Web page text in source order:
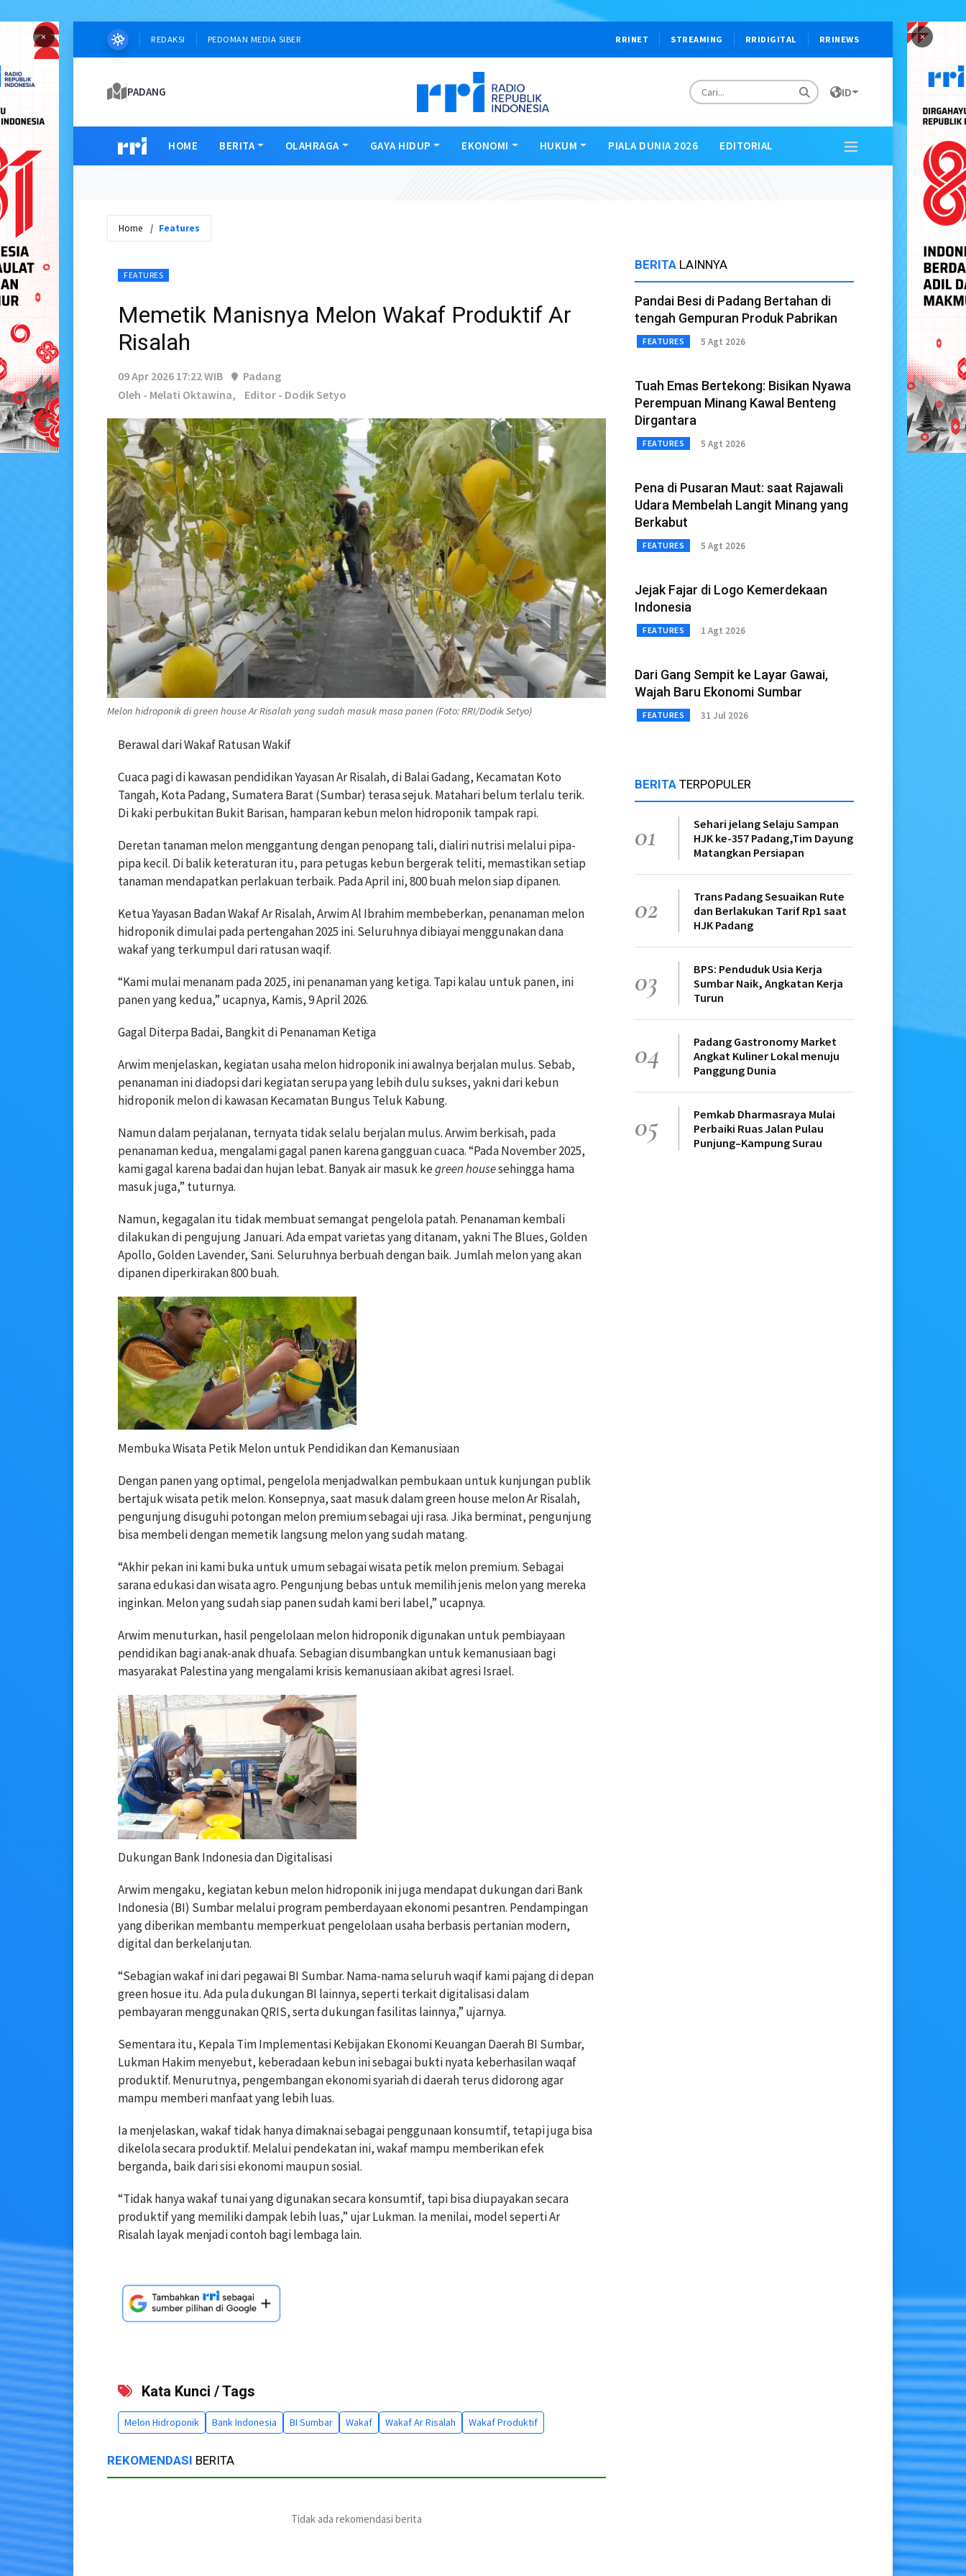
× ×
REDAKSI PEDOMAN MEDIA SIBER RRINET STREAMING RRIDIGITAL RRINEWS
PADANG ID
HOME BERITA OLAHRAGA GAYA HIDUP EKONOMI HUKUM PIALA DUNIA 2026 EDITORIAL
Home Features
FEATURES
Memetik Manisnya Melon Wakaf Produktif Ar
Risalah
09 Apr 2026 17:22 WIB
Padang
Oleh - Melati Oktawina,
Editor - Dodik Setyo
Melon hidroponik di green house Ar Risalah yang sudah masuk masa panen (Foto: RRI/Dodik Setyo)
Berawal dari Wakaf Ratusan Wakif
Cuaca pagi di kawasan pendidikan Yayasan Ar Risalah, di Balai Gadang, Kecamatan Koto
Tangah, Kota Padang, Sumatera Barat (Sumbar) terasa sejuk. Matahari belum terlalu terik.
Di kaki perbukitan Bukit Barisan, hamparan kebun melon hidroponik tampak rapi.
Deretan tanaman melon menggantung dengan penopang tali, dialiri nutrisi melalui pipa-
pipa kecil. Di balik keteraturan itu, para petugas kebun bergerak teliti, memastikan setiap
tanaman mendapatkan perlakuan terbaik. Pada April ini, 800 buah melon siap dipanen.
Ketua Yayasan Badan Wakaf Ar Risalah, Arwim Al Ibrahim membeberkan, penanaman melon
hidroponik dimulai pada pertengahan 2025 ini. Seluruhnya dibiayai menggunakan dana
wakaf yang terkumpul dari ratusan waqif.
“Kami mulai menanam pada 2025, ini penanaman yang ketiga. Tapi kalau untuk panen, ini
panen yang kedua,” ucapnya, Kamis, 9 April 2026.
Gagal Diterpa Badai, Bangkit di Penanaman Ketiga
Arwim menjelaskan, kegiatan usaha melon hidroponik ini awalnya berjalan mulus. Sebab,
penanaman ini diadopsi dari kegiatan serupa yang lebih dulu sukses, yakni dari kebun
hidroponik melon di kawasan Kecamatan Bungus Teluk Kabung.
Namun dalam perjalanan, ternyata tidak selalu berjalan mulus. Arwim berkisah, pada
penanaman kedua, mengalami gagal panen karena gangguan cuaca. “Pada November 2025,
kami gagal karena badai dan hujan lebat. Banyak air masuk kegreen housesehingga hama
masuk juga,” tuturnya.
Namun, kegagalan itu tidak membuat semangat pengelola patah. Penanaman kembali
dilakukan di pengujung Januari. Ada empat varietas yang ditanam, yakni The Blues, Golden
Apollo, Golden Lavender, Sani. Seluruhnya berbuah dengan baik. Jumlah melon yang akan
dipanen diperkirakan 800 buah.
Membuka Wisata Petik Melon untuk Pendidikan dan Kemanusiaan
Dengan panen yang optimal, pengelola menjadwalkan pembukaan untuk kunjungan publik
bertajuk wisata petik melon. Konsepnya, saat masuk dalam green house melon Ar Risalah,
pengunjung disuguhi potongan melon premium sebagai uji rasa. Jika berminat, pengunjung
bisa membeli dengan memetik langsung melon yang sudah matang.
“Akhir pekan ini kami buka untuk umum sebagai wisata petik melon premium. Sebagai
sarana edukasi dan wisata agro. Pengunjung bebas untuk memilih jenis melon yang mereka
inginkan. Melon yang sudah siap panen sudah kami beri label,” ucapnya.
Arwim menuturkan, hasil pengelolaan melon hidroponik digunakan untuk pembiayaan
pendidikan bagi anak-anak dhuafa. Sebagian disumbangkan untuk kemanusiaan bagi
masyarakat Palestina yang mengalami krisis kemanusiaan akibat agresi Israel.
Dukungan Bank Indonesia dan Digitalisasi
Arwim mengaku, kegiatan kebun melon hidroponik ini juga mendapat dukungan dari Bank
Indonesia (BI) Sumbar melalui program pemberdayaan ekonomi pesantren. Pendampingan
yang diberikan membantu memperkuat pengelolaan usaha berbasis pertanian modern,
digital dan berkelanjutan.
“Sebagian wakaf ini dari pegawai BI Sumbar. Nama-nama seluruh waqif kami pajang di depan
green hosue itu. Ada pula dukungan BI lainnya, seperti terkait digitalisasi dalam
pembayaran menggunakan QRIS, serta dukungan fasilitas lainnya,” ujarnya.
Sementara itu, Kepala Tim Implementasi Kebijakan Ekonomi Keuangan Daerah BI Sumbar,
Lukman Hakim menyebut, keberadaan kebun ini sebagai bukti nyata keberhasilan waqaf
produktif. Menurutnya, pengembangan ekonomi syariah di daerah terus didorong agar
mampu memberi manfaat yang lebih luas.
Ia menjelaskan, wakaf tidak hanya dimaknai sebagai penggunaan konsumtif, tetapi juga bisa
dikelola secara produktif. Melalui pendekatan ini, wakaf mampu memberikan efek
berganda, baik dari sisi ekonomi maupun sosial.
“Tidak hanya wakaf tunai yang digunakan secara konsumtif, tapi bisa diupayakan secara
produktif yang memiliki dampak lebih luas,” ujar Lukman. Ia menilai, model seperti Ar
Risalah layak menjadi contoh bagi lembaga lain.
Kata Kunci / Tags
Melon Hidroponik Bank Indonesia BI Sumbar Wakaf Wakaf Ar Risalah Wakaf Produktif
REKOMENDASI BERITA
Tidak ada rekomendasi berita
BERITA LAINNYA
Pandai Besi di Padang Bertahan di
tengah Gempuran Produk Pabrikan
FEATURES 5 Agt 2026
Tuah Emas Bertekong: Bisikan Nyawa
Perempuan Minang Kawal Benteng
Dirgantara
FEATURES 5 Agt 2026
Pena di Pusaran Maut: saat Rajawali
Udara Membelah Langit Minang yang
Berkabut
FEATURES 5 Agt 2026
Jejak Fajar di Logo Kemerdekaan
Indonesia
FEATURES 1 Agt 2026
Dari Gang Sempit ke Layar Gawai,
Wajah Baru Ekonomi Sumbar
FEATURES 31 Jul 2026
BERITA TERPOPULER
01
Sehari jelang Selaju Sampan
HJK ke-357 Padang,Tim Dayung
Matangkan Persiapan
02
Trans Padang Sesuaikan Rute
dan Berlakukan Tarif Rp1 saat
HJK Padang
03
BPS: Penduduk Usia Kerja
Sumbar Naik, Angkatan Kerja
Turun
04
Padang Gastronomy Market
Angkat Kuliner Lokal menuju
Panggung Dunia
05
Pemkab Dharmasraya Mulai
Perbaiki Ruas Jalan Pulau
Punjung–Kampung Surau